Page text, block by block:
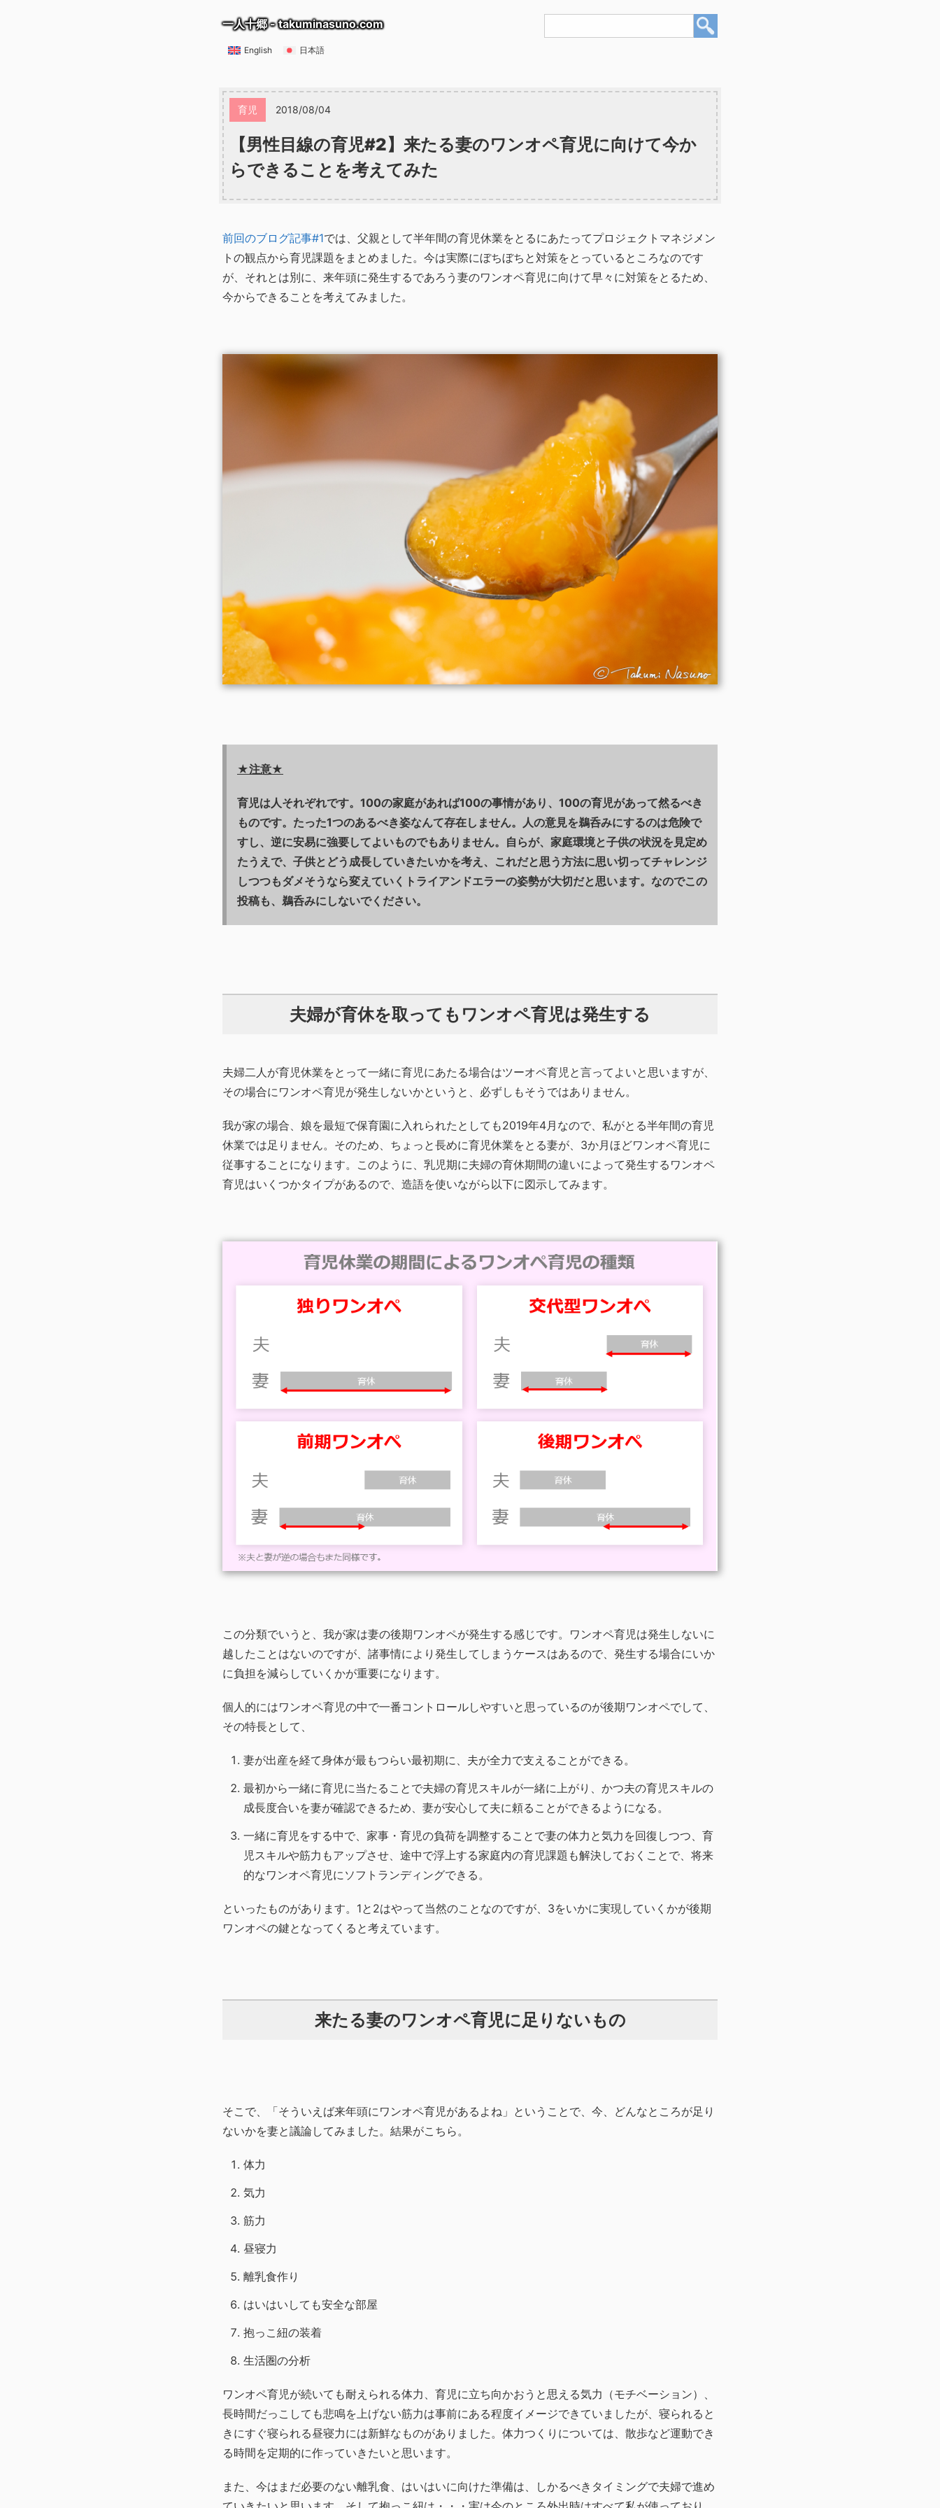
一人十郷 - takuminasuno.com
English 日本語
育児 2018/08/04
【男性目線の育児#2】来たる妻のワンオペ育児に向けて今か
らできることを考えてみた
前回のブログ記事#1では、父親として半年間の育児休業をとるにあたってプロジェクトマネジメン
トの観点から育児課題をまとめました。今は実際にぼちぼちと対策をとっているところなのです
が、それとは別に、来年頭に発生するであろう妻のワンオペ育児に向けて早々に対策をとるため、
今からできることを考えてみました。
★注意★
育児は人それぞれです。100の家庭があれば100の事情があり、100の育児があって然るべき
ものです。たった1つのあるべき姿なんて存在しません。人の意見を鵜呑みにするのは危険で
すし、逆に安易に強要してよいものでもありません。自らが、家庭環境と子供の状況を見定め
たうえで、子供とどう成長していきたいかを考え、これだと思う方法に思い切ってチャレンジ
しつつもダメそうなら変えていくトライアンドエラーの姿勢が大切だと思います。なのでこの
投稿も、鵜呑みにしないでください。
夫婦が育休を取ってもワンオペ育児は発生する
夫婦二人が育児休業をとって一緒に育児にあたる場合はツーオペ育児と言ってよいと思いますが、
その場合にワンオペ育児が発生しないかというと、必ずしもそうではありません。
我が家の場合、娘を最短で保育園に入れられたとしても2019年4月なので、私がとる半年間の育児
休業では足りません。そのため、ちょっと長めに育児休業をとる妻が、3か月ほどワンオペ育児に
従事することになります。このように、乳児期に夫婦の育休期間の違いによって発生するワンオペ
育児はいくつかタイプがあるので、造語を使いながら以下に図示してみます。
この分類でいうと、我が家は妻の後期ワンオペが発生する感じです。ワンオペ育児は発生しないに
越したことはないのですが、諸事情により発生してしまうケースはあるので、発生する場合にいか
に負担を減らしていくかが重要になります。
個人的にはワンオペ育児の中で一番コントロールしやすいと思っているのが後期ワンオペでして、
その特長として、
妻が出産を経て身体が最もつらい最初期に、夫が全力で支えることができる。
最初から一緒に育児に当たることで夫婦の育児スキルが一緒に上がり、かつ夫の育児スキルの
成長度合いを妻が確認できるため、妻が安心して夫に頼ることができるようになる。
一緒に育児をする中で、家事・育児の負荷を調整することで妻の体力と気力を回復しつつ、育
児スキルや筋力もアップさせ、途中で浮上する家庭内の育児課題も解決しておくことで、将来
的なワンオペ育児にソフトランディングできる。
といったものがあります。1と2はやって当然のことなのですが、3をいかに実現していくかが後期
ワンオペの鍵となってくると考えています。
来たる妻のワンオペ育児に足りないもの
そこで、「そういえば来年頭にワンオペ育児があるよね」ということで、今、どんなところが足り
ないかを妻と議論してみました。結果がこちら。
体力
気力
筋力
昼寝力
離乳食作り
はいはいしても安全な部屋
抱っこ紐の装着
生活圏の分析
ワンオペ育児が続いても耐えられる体力、育児に立ち向かおうと思える気力（モチベーション）、
長時間だっこしても悲鳴を上げない筋力は事前にある程度イメージできていましたが、寝られると
きにすぐ寝られる昼寝力には新鮮なものがありました。体力つくりについては、散歩など運動でき
る時間を定期的に作っていきたいと思います。
また、今はまだ必要のない離乳食、はいはいに向けた準備は、しかるべきタイミングで夫婦で進め